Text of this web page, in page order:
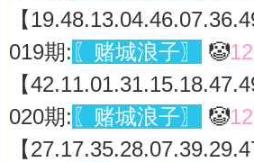
【
019期: 〖赌城浪子〗 🤡
【
020期: 〖赌城浪子〗 🤡
【